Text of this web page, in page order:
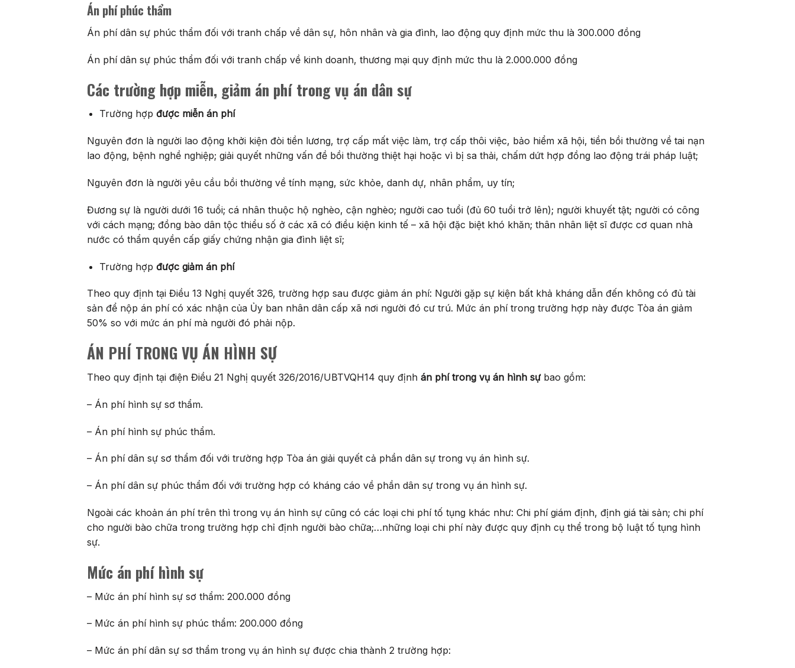
Án phí phúc thẩm
Án phí dân sự phúc thẩm đối với tranh chấp về dân sự, hôn nhân và gia đình, lao động quy định mức thu là 300.000 đồng
Án phí dân sự phúc thẩm đối với tranh chấp về kinh doanh, thương mại quy định mức thu là 2.000.000 đồng
Các trường hợp miễn, giảm án phí trong vụ án dân sự
Trường hợp được miễn án phí
Nguyên đơn là người lao động khởi kiện đòi tiền lương, trợ cấp mất việc làm, trợ cấp thôi việc, bảo hiểm xã hội, tiền bồi thường về tai nạn
lao động, bệnh nghề nghiệp; giải quyết những vấn đề bồi thường thiệt hại hoặc vì bị sa thải, chấm dứt hợp đồng lao động trái pháp luật;
Nguyên đơn là người yêu cầu bồi thường về tính mạng, sức khỏe, danh dự, nhân phẩm, uy tín;
Đương sự là người dưới 16 tuổi; cá nhân thuộc hộ nghèo, cận nghèo; người cao tuổi (đủ 60 tuổi trở lên); người khuyết tật; người có công
với cách mạng; đồng bào dân tộc thiểu số ở các xã có điều kiện kinh tế – xã hội đặc biệt khó khăn; thân nhân liệt sĩ được cơ quan nhà
nước có thẩm quyền cấp giấy chứng nhận gia đình liệt sĩ;
Trường hợp được giảm án phí
Theo quy định tại Điều 13 Nghị quyết 326, trường hợp sau được giảm án phí: Người gặp sự kiện bất khả kháng dẫn đến không có đủ tài
sản để nộp án phí có xác nhận của Ủy ban nhân dân cấp xã nơi người đó cư trú. Mức án phí trong trường hợp này được Tòa án giảm
50% so với mức án phí mà người đó phải nộp.
ÁN PHÍ TRONG VỤ ÁN HÌNH SỰ
Theo quy định tại điện Điều 21 Nghị quyết 326/2016/UBTVQH14 quy định án phí trong vụ án hình sựbao gồm:
– Án phí hình sự sơ thẩm.
– Án phí hình sự phúc thẩm.
– Án phí dân sự sơ thẩm đối với trường hợp Tòa án giải quyết cả phần dân sự trong vụ án hình sự.
– Án phí dân sự phúc thẩm đối với trường hợp có kháng cáo về phần dân sự trong vụ án hình sự.
Ngoài các khoản án phí trên thì trong vụ án hình sự cũng có các loại chi phí tố tụng khác như: Chi phí giám định, định giá tài sản; chi phí
cho người bào chữa trong trường hợp chỉ định người bào chữa;…những loại chi phí này được quy định cụ thể trong bộ luật tố tụng hình
sự.
Mức án phí hình sự
– Mức án phí hình sự sơ thẩm: 200.000 đồng
– Mức án phí hình sự phúc thẩm: 200.000 đồng
– Mức án phí dân sự sơ thẩm trong vụ án hình sự được chia thành 2 trường hợp: